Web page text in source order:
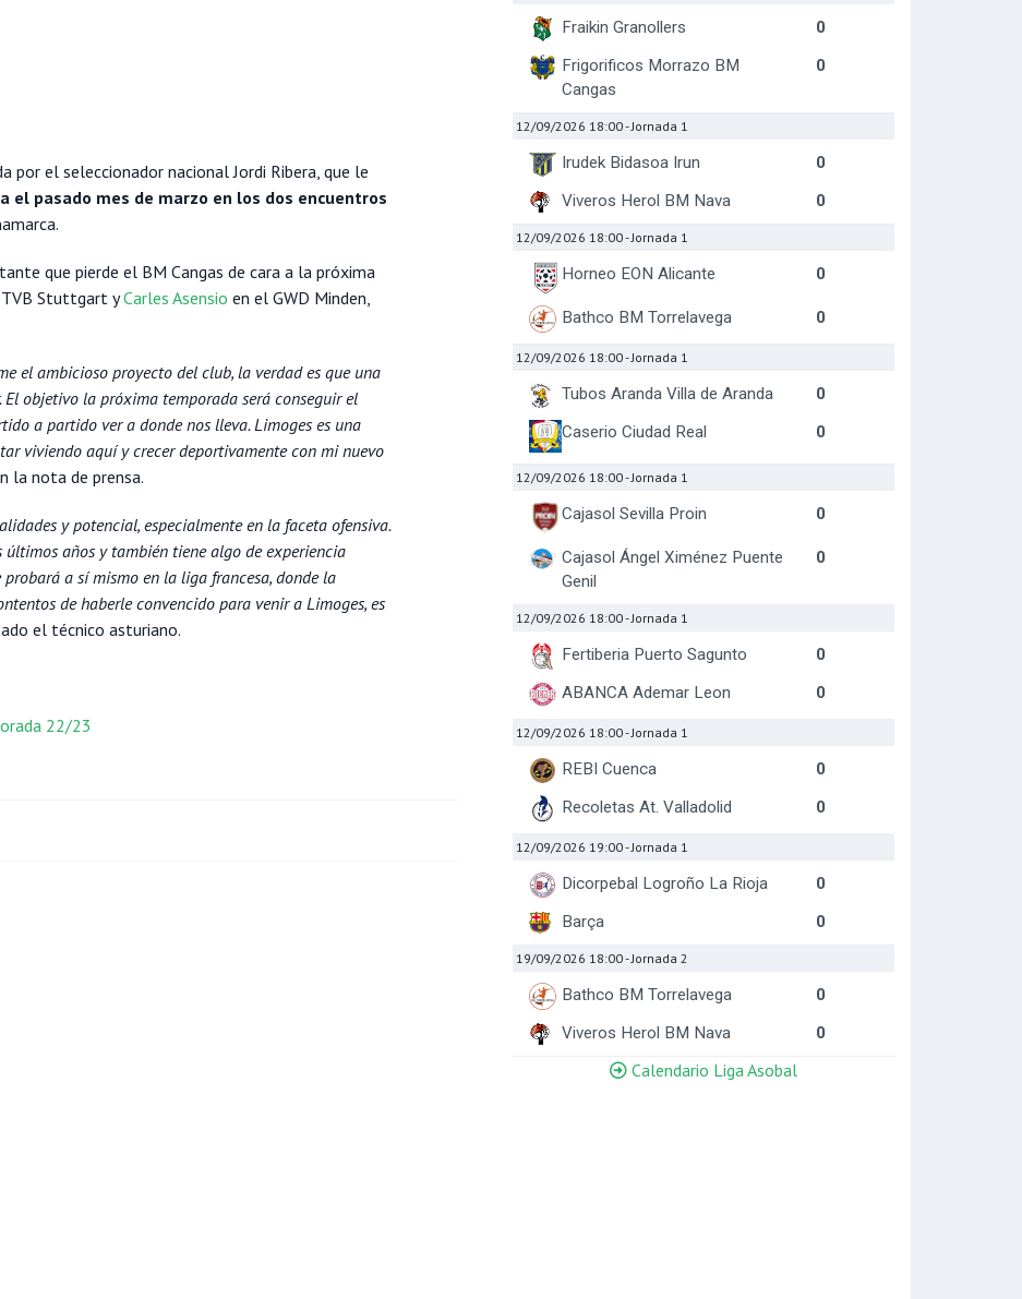
por el seleccionador nacional Jordi Ribera, que le
el pasado mes de marzo en los dos encuentros
que pierde el BM Cangas de cara a la próxima
TVB Stuttgart yCarles Asensio en el GWD Minden,
el ambicioso proyecto del club, la verdad es que una
El objetivo la próxima temporada será conseguir el
a partido ver a donde nos lleva. Limoges es una
viviendo aquí y crecer deportivamente con mi nuevo
la nota de prensa.
y potencial, especialmente en la faceta ofensiva.
últimos años y también tiene algo de experiencia
a sí mismo en la liga francesa, donde la
de haberle convencido para venir a Limoges, es
el técnico asturiano.
22/23
Fraikin Granollers
0
Frigorificos Morrazo BM
Cangas
0
12/09/2026 18:00- Jornada 1
Irudek Bidasoa Irun
0
Viveros Herol BM Nava
0
12/09/2026 18:00- Jornada 1
Horneo EON Alicante 0
Bathco BM Torrelavega 0
12/09/2026 18:00- Jornada 1
Tubos Aranda Villa de Aranda
0
Caserio Ciudad Real
0
12/09/2026 18:00- Jornada 1
Cajasol Sevilla Proin 0
Cajasol Ángel Ximénez Puente
Genil
0
12/09/2026 18:00- Jornada 1
Fertiberia Puerto Sagunto
0
ABANCA Ademar Leon
0
12/09/2026 18:00- Jornada 1
REBI Cuenca
0
Recoletas At. Valladolid
0
12/09/2026 19:00- Jornada 1
Dicorpebal Logroño La Rioja
0
Barça
0
19/09/2026 18:00- Jornada 2
Bathco BM Torrelavega
0
Viveros Herol BM Nava
0
Calendario Liga Asobal